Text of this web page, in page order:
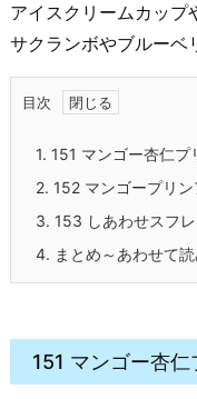
アイスクリームカップ
サクランボやブルーベ
目次
1. 151 マンゴー杏仁プ
2. 152 マンゴープリン
3. 153 しあわせスフ
4. まとめ～あわせて
151 マンゴー杏仁